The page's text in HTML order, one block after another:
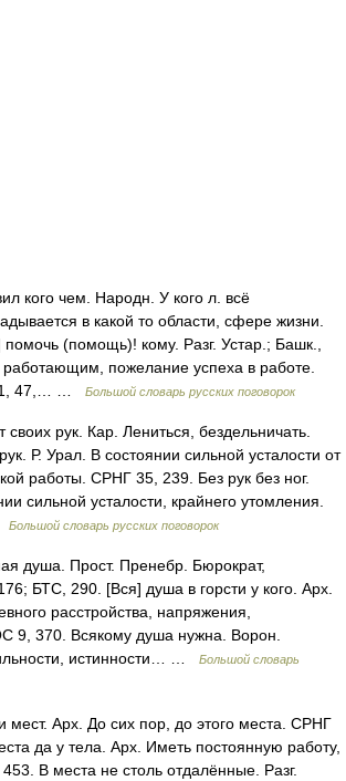
кого чем. Народн. У кого л. всё
в какой то области, сфере жизни.
(помощь)! кому. Разг. Устар.; Башк.,
работающим, пожелание успеха в работе.
47,… …
Большой словарь русских поговорок
своих рук. Кар. Лениться, бездельничать.
Р. Урал. В состоянии сильной усталости от
работы. СРНГ 35, 239. Без рук без ног.
сильной усталости, крайнего утомления.
Большой словарь русских поговорок
душа. Прост. Пренебр. Бюрократ,
БТС, 290. [Вся] душа в горсти у кого. Арх.
расстройства, напряжения,
9, 370. Всякому душа нужна. Ворон.
истинности… …
Большой словарь
мест. Арх. До сих пор, до этого места. СРНГ
да у тела. Арх. Иметь постоянную работу,
В места не столь отдалённые. Разг.